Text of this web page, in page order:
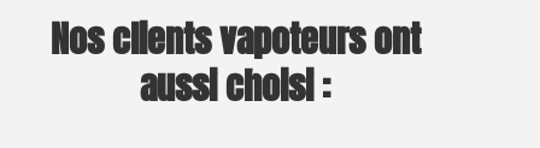
Nos clients vapoteurs ont
aussi choisi :